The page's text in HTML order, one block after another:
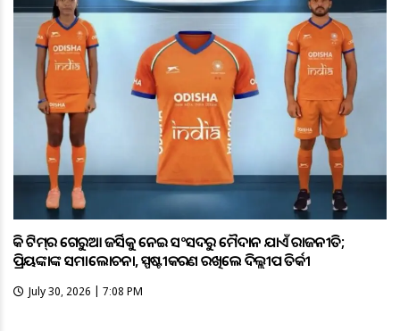
ହକି ଟିମ୍‌ର ଗେରୁଆ ଜର୍ସିକୁ ନେଇ ସଂସଦରୁ ମୈଦାନ ଯାଏଁ ରାଜନୀତି;
ପ୍ରିୟଙ୍କାଙ୍କ ସମାଲୋଚନା, ସ୍ପଷ୍ଟୀକରଣ ରଖିଲେ ଦିଲ୍ଲୀପ ତିର୍କୀ
July 30, 2026 | 7:08 PM